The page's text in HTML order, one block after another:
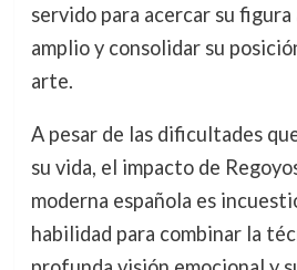
servido para acercar su figura
amplio y consolidar su
arte.
A pesar de las dificultades
su vida, el impacto de
moderna española es
habilidad para combinar la